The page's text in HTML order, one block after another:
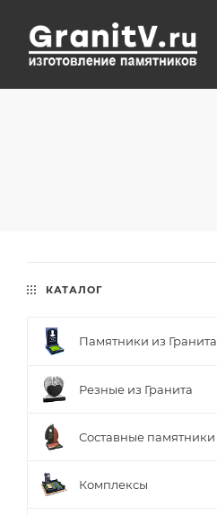
КАТАЛОГ
Памятники из Гранита
Резные из Гранита
Составные памятники
Комплексы